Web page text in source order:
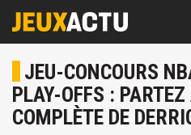
JEU-CONCOURS
PLAY-OFFS :
COMPLÈTE DE